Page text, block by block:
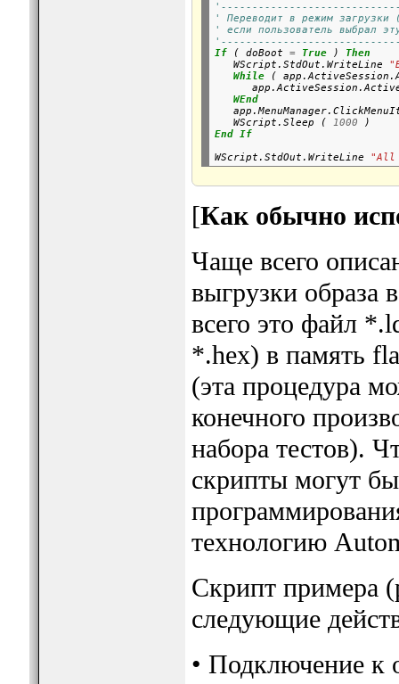
' Переводит в режим
' если пользователь выбрал
If ( doBoot = True ) Then
   WScript.StdOut.WriteLine
While (
WEnd
   WScript.Sleep (
1000
End If
WScript.StdOut.WriteLine "All
[Как обычно
Чаще всего
выгрузки образа
всего это файл
*.hex) в память
(эта процедура
конечного
набора тестов).
скрипты могут
технологию
Скрипт примера
следующие
• Подключение к